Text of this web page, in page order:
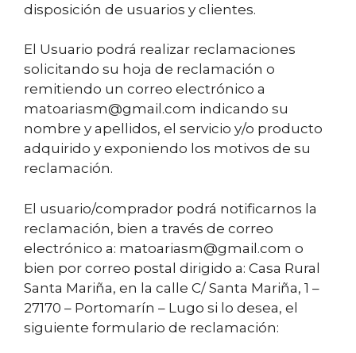
disposición de usuarios y clientes.
El Usuario podrá realizar reclamaciones
solicitando su hoja de reclamación o
remitiendo un correo electrónico a
matoariasm@gmail.com indicando su
nombre y apellidos, el servicio y/o producto
adquirido y exponiendo los motivos de su
reclamación.
El usuario/comprador podrá notificarnos la
reclamación, bien a través de correo
electrónico a: matoariasm@gmail.com o
bien por correo postal dirigido a: Casa Rural
Santa Mariña, en la calle C/ Santa Mariña, 1 –
27170 – Portomarín – Lugo si lo desea, el
siguiente formulario de reclamación: